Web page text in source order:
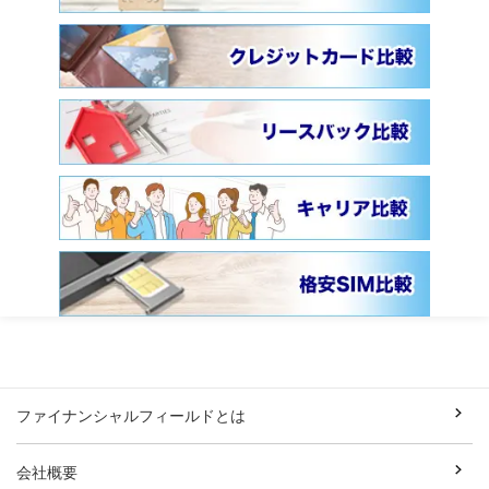
ファイナンシャルフィールドとは
会社概要